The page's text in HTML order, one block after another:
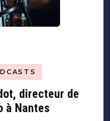
directeur de
à Nantes